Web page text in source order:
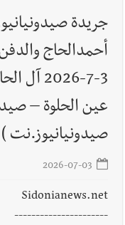
العالم العربي
إسرائيل
الجبهات الثلاث
أخبار صيدا بالصور :
يطلقان مشروع ترابط
جريدة
أحمدالحاج
3-7-
عين الحلوة –
صيدونيانيوز.نت )
Sidonianews.net
----------------------